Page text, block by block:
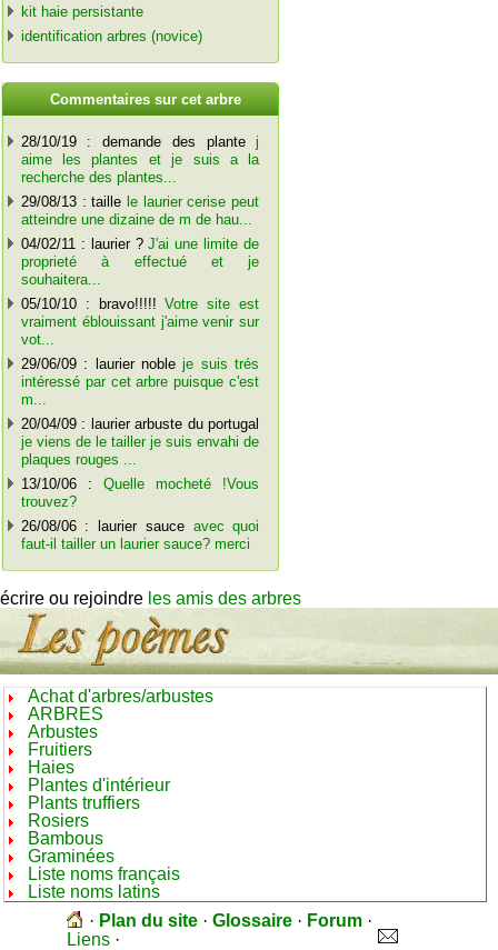
kit haie persistante
identification arbres (novice)
Commentaires sur cet arbre
28/10/19 : demande des plantej
aime les plantes et je suis a la
recherche des plantes...
29/08/13 : taille le laurier cerise peut
atteindre une dizaine de m de hau...
04/02/11 : laurier ?J'ai une limite de
proprieté à effectué et je
souhaitera...
05/10/10 : bravo!!!!!Votre site est
vraiment éblouissant j'aime venir sur
vot...
29/06/09 : laurier nobleje suis trés
intéressé par cet arbre puisque c'est
m...
20/04/09 : laurier arbuste du portugal
je viens de le tailler je suis envahi de
plaques rouges ...
13/10/06 : Quelle mocheté !Vous
trouvez?
26/08/06 : laurier sauce avec quoi
faut-il tailler un laurier sauce? merci
écrire ou rejoindre les amis des arbres
Achat d'arbres/arbustes
ARBRES
Arbustes
Fruitiers
Haies
Plantes d'intérieur
Plants truffiers
Rosiers
Bambous
Graminées
Liste noms français
Liste noms latins
· Plan du site · Glossaire · Forum ·
Liens ·